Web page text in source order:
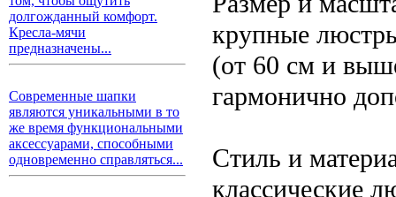
долгожданный комфорт.
Кресла-мячи
предназначены...
Современные шапки
являются уникальными в то
же время функциональными
аксессуарами, способными
одновременно справляться...
крупные
(от 60 см и
гармонично
Стиль и
классические